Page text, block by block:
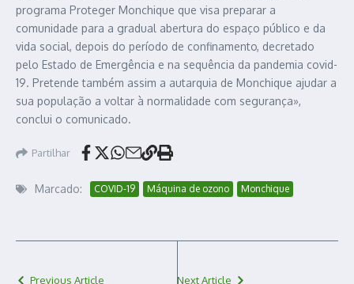
programa Proteger Monchique que visa preparar a
comunidade para a gradual abertura do espaço público e da
vida social, depois do período de confinamento, decretado
pelo Estado de Emergência e na sequência da pandemia covid-
19. Pretende também assim a autarquia de Monchique ajudar a
sua população a voltar à normalidade com segurança»,
conclui o comunicado.
Partilhar
Marcado: COVID-19 Máquina de ozono Monchique
Previous Article Next Article